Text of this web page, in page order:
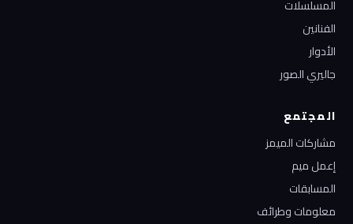
المسلسلات
الفنانين
الأدوار
جاليري الصور
المجتمع
مشاركات الميمز
إعمل ميم
المسابقات
معلومات وطرائف